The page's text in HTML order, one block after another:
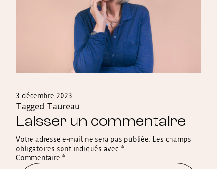
3 décembre 2023
Tagged Taureau
Laisser un commentaire
Votre adresse e-mail ne sera pas publiée.
Les champs
obligatoires sont indiqués avec *
Commentaire *